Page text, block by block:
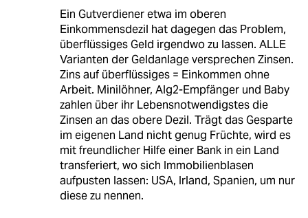
Ein Gutverdiener etwa im oberen
Einkommensdezil hat dagegen das Problem,
überflüssiges Geld irgendwo zu lassen. ALLE
Varianten der Geldanlage versprechen Zinsen.
Zins auf überflüssiges = Einkommen ohne
Arbeit. Minilöhner, Alg2-Empfänger und Baby
zahlen über ihr Lebensnotwendigstes die
Zinsen an das obere Dezil. Trägt das Gesparte
im eigenen Land nicht genug Früchte, wird es
mit freundlicher Hilfe einer Bank in ein Land
transferiert, wo sich Immobilienblasen
aufpusten lassen: USA, Irland, Spanien, um nur
diese zu nennen.